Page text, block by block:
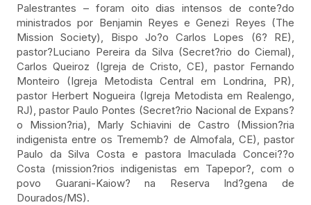
Palestrantes – foram oito dias intensos de conte?do
ministrados por Benjamin Reyes e Genezi Reyes (The
Mission Society), Bispo Jo?o Carlos Lopes (6? RE),
pastor?Luciano Pereira da Silva (Secret?rio do Ciemal),
Carlos Queiroz (Igreja de Cristo, CE), pastor Fernando
Monteiro (Igreja Metodista Central em Londrina, PR),
pastor Herbert Nogueira (Igreja Metodista em Realengo,
RJ), pastor Paulo Pontes (Secret?rio Nacional de Expans?
o Mission?ria), Marly Schiavini de Castro (Mission?ria
indigenista entre os Trememb? de Almofala, CE), pastor
Paulo da Silva Costa e pastora Imaculada Concei??o
Costa (mission?rios indigenistas em Tapepor?, com o
povo Guarani-Kaiow? na Reserva Ind?gena de
Dourados/MS).